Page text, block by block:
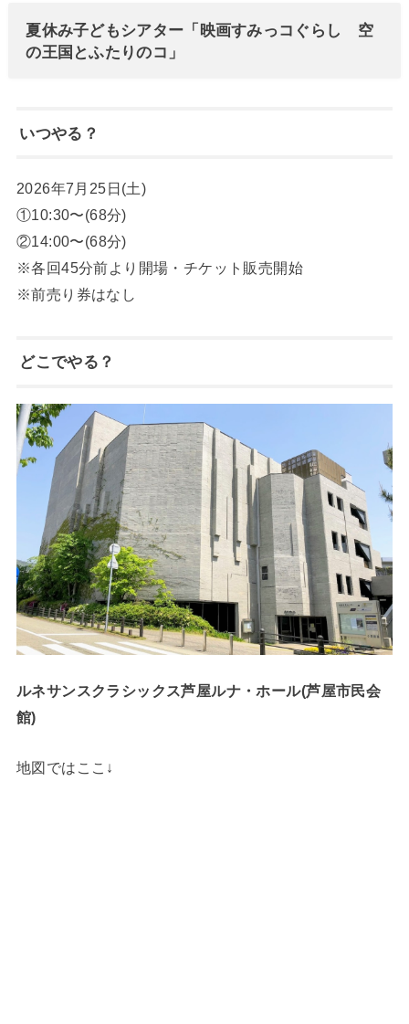
夏休み子どもシアター「映画すみっコぐらし 空
の王国とふたりのコ」
いつやる？
2026年7月25日(土)
①10:30〜(68分)
②14:00〜(68分)
※各回45分前より開場・チケット販売開始
※前売り券はなし
どこでやる？
ルネサンスクラシックス芦屋ルナ・ホール(芦屋市民会
館)
地図ではここ↓